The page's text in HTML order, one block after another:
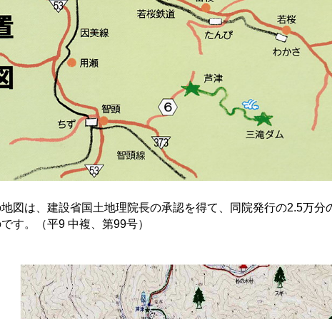
図は、建設省国土地理院長の承認を得て、同院発行の2.5万分
す。（平9 中複、第99号）